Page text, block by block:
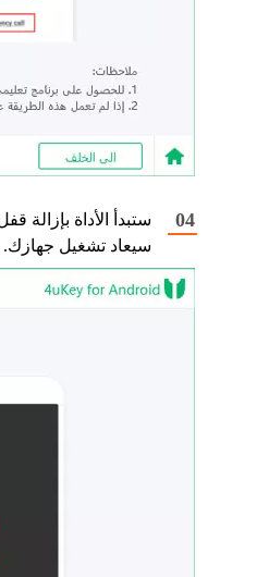
سيعاد تشغيل جهازك.